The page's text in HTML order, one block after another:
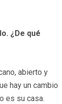
¿De qué
abierto y
hay un cambio
es su casa.